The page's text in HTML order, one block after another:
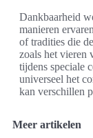
Dankbaarheid
manieren
of tradities die
zoals het vieren
tijdens speciale
universeel het
kan verschillen
Meer artikelen